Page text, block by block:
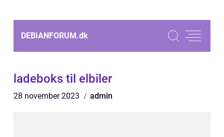
DEBIANFORUM.dk
ladeboks til elbiler
28 november 2023 admin